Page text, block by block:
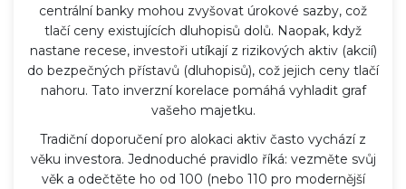
centrální banky mohou zvyšovat úrokové sazby, což
tlačí ceny existujících dluhopisů dolů. Naopak, když
nastane recese, investoři utíkají z rizikových aktiv (akcií)
do bezpečných přístavů (dluhopisů), což jejich ceny tlačí
nahoru. Tato inverzní korelace pomáhá vyhladit graf
vašeho majetku.
Tradiční doporučení pro alokaci aktiv často vychází z
věku investora. Jednoduché pravidlo říká: vezměte svůj
věk a odečtěte ho od 100 (nebo 110 pro modernější